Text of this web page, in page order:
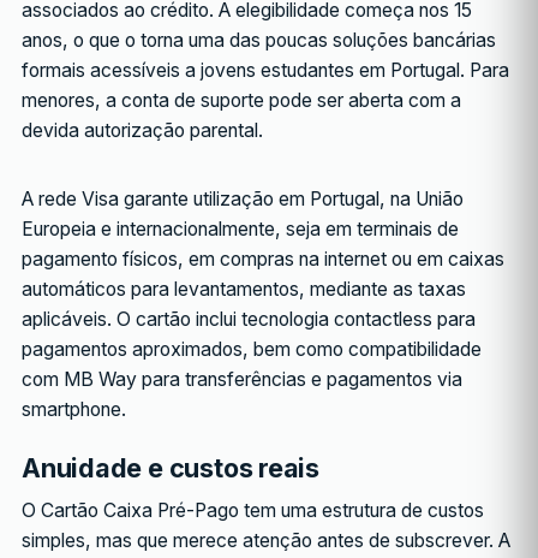
associados ao crédito. A elegibilidade começa nos 15
anos, o que o torna uma das poucas soluções bancárias
formais acessíveis a jovens estudantes em Portugal. Para
menores, a conta de suporte pode ser aberta com a
devida autorização parental.
A rede Visa garante utilização em Portugal, na União
Europeia e internacionalmente, seja em terminais de
pagamento físicos, em compras na internet ou em caixas
automáticos para levantamentos, mediante as taxas
aplicáveis. O cartão inclui tecnologia contactless para
pagamentos aproximados, bem como compatibilidade
com MB Way para transferências e pagamentos via
smartphone.
Anuidade e custos reais
O Cartão Caixa Pré-Pago tem uma estrutura de custos
simples, mas que merece atenção antes de subscrever. A